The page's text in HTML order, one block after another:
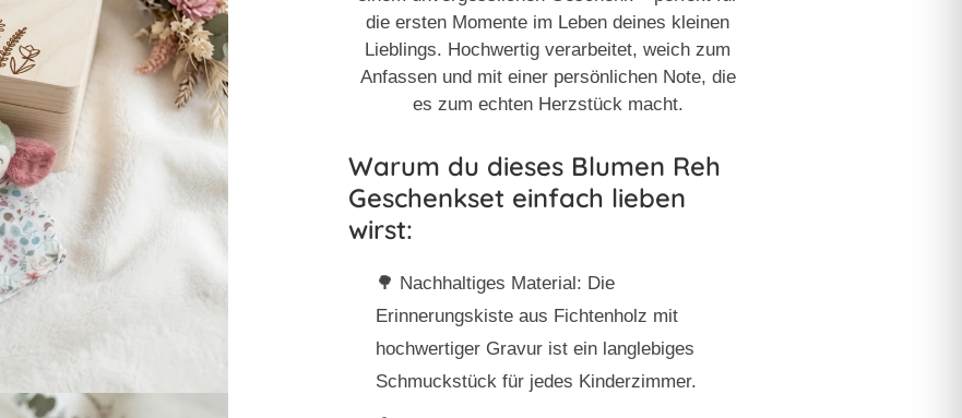
die ersten Momente im Leben deines kleinen
Lieblings. Hochwertig verarbeitet, weich zum
Anfassen und mit einer persönlichen Note, die
es zum echten Herzstück macht.
Warum du dieses Blumen Reh
Geschenkset einfach lieben
wirst:
🌳 Nachhaltiges Material: Die
Erinnerungskiste aus Fichtenholz mit
hochwertiger Gravur ist ein langlebiges
Schmuckstück für jedes Kinderzimmer.